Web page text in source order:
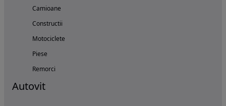
Camioane
Constructii
Motociclete
Piese
Remorci
Autovit